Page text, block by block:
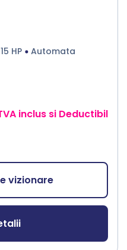
HP Automata
inclus si Deductibil
vizionare